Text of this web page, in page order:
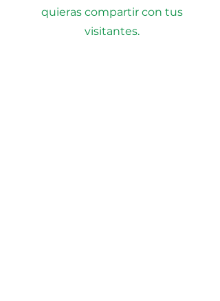
quieras compartir con tus
visitantes.